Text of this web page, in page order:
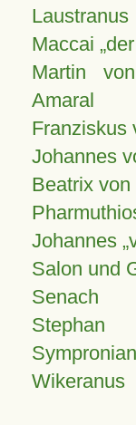
Laustranus
Maccai
Martin
Amaral
Franziskus
Johannes
Beatrix
Johannes
Salon und
Senach
Stephan
Wikeranus